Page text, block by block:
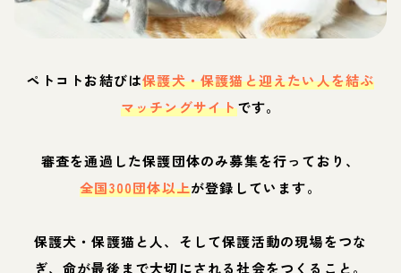
ペトコトお結びは保護犬・保護猫と迎えたい人を結ぶ
マッチングサイトです。
審査を通過した保護団体のみ募集を行っており、
全国300団体以上が登録しています。
保護犬・保護猫と人、そして保護活動の現場をつな
ぎ、命が最後まで大切にされる社会をつくること。